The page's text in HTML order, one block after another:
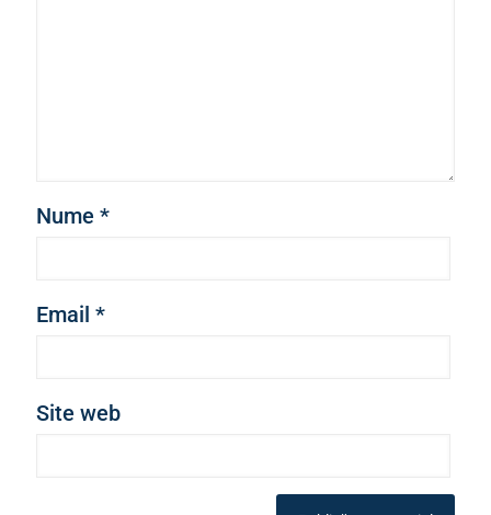
Nume *
Email *
Site web